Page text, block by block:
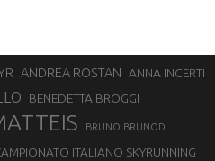
ANDREA ROSTAN ANNA INCERTI
BENEDETTA BROGGI
BRUNO BRUNOD
ITALIANO SKYRUNNING